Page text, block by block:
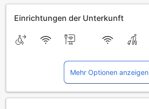
Einrichtungen der Unterkunft
Mehr Optionen anzeigen